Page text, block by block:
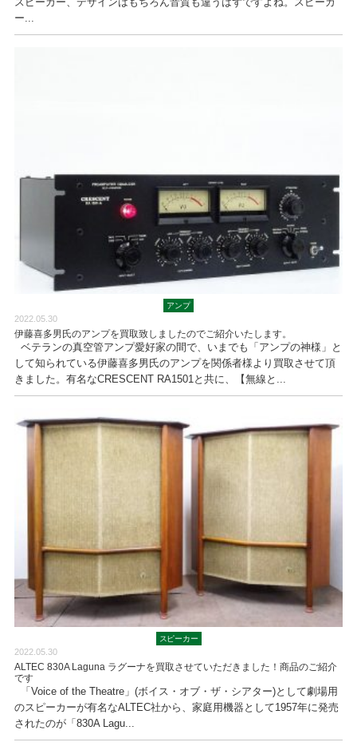
ー...
アンプ
2022.05.30
伊藤喜多男氏のアンプを買取致しましたのでご紹介いたします。
ベテランの真空管アンプ愛好家の間で、いまでも「アンプの神様」と
して知られている伊藤喜多男氏のアンプを関係者様より買取させて頂
きました。有名なCRESCENT RA1501と共に、【無線と...
スピーカー
2022.05.30
ALTEC 830A Laguna ラグーナを買取させていただきました！商品のご紹介
です
「Voice of the Theatre」(ボイス・オブ・ザ・シアター)として劇場用
のスピーカーが有名なALTEC社から、家庭用機器として1957年に発売
されたのが「830A Lagu...